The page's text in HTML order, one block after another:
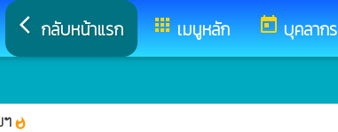
arrow_back_ios กลับหน้าแรก appsเมนูหลัก todayบุคลากร
ฯ whatshot